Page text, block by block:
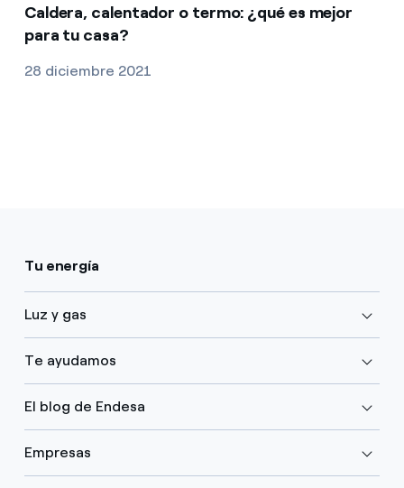
Caldera, calentador o termo: ¿qué es mejor
para tu casa?
28 diciembre 2021
Tu energía
Luz y gas
Te ayudamos
El blog de Endesa
Empresas